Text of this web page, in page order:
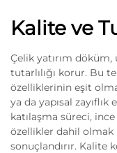
Kalite ve
Çelik yatırım
tutarlılığı korur. Bu
özelliklerinin eşit
ya da yapısal
katılaşma süreci,
özellikler dahil
sonuçlandırır.